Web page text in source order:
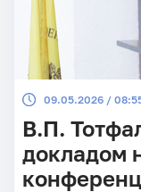
09.05.2026 /
В.П.
докладом